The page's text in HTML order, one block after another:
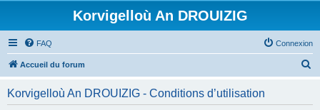
Korvigelloù An DROUIZIG
FAQ Connexion
Accueil du forum
Korvigelloù An DROUIZIG - Conditions d’utilisation